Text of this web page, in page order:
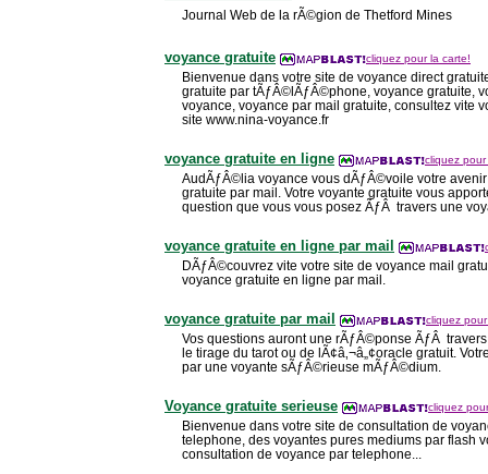
Journal Web de la rÃ©gion de Thetford Mines
voyance gratuite cliquez pour la carte!
Bienvenue dans votre site de voyance direct
gratuite par tÃƒÂ©lÃƒÂ©phone, voyance gratuite,
voyance, voyance par mail gratuite, consultez vite
site www.nina-voyance.fr
voyance gratuite en ligne cliquez
AudÃƒÂ©lia voyance vous dÃƒÂ©voile votre
gratuite par mail. Votre voyante gratuite vous
question que vous vous posez ÃƒÂ travers une
voyance gratuite en ligne par mail
DÃƒÂ©couvrez vite votre site de voyance mail
voyance gratuite en ligne par mail.
voyance gratuite par mail cliquez
Vos questions auront une rÃƒÂ©ponse ÃƒÂ
le tirage du tarot ou de lÃ¢â‚¬â„¢oracle gratuit.
par une voyante sÃƒÂ©rieuse mÃƒÂ©dium.
Voyance gratuite serieuse cliquez
Bienvenue dans votre site de consultation de
telephone, des voyantes pures mediums par flash
consultation de voyance par telephone...